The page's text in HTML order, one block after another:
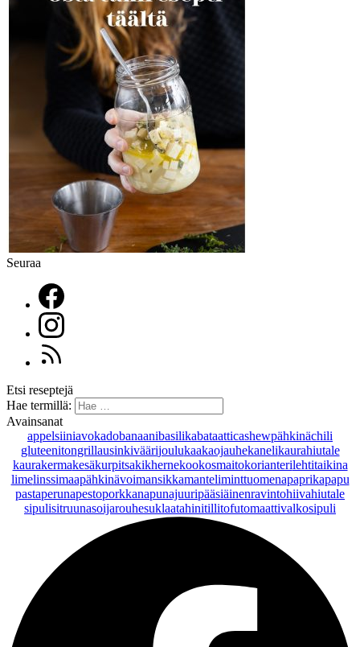
Seuraa
Etsi reseptejä
Hae termillä:
Avainsanat
appelsiiniavokadobanaanibasilikabataatticashewpähkinächili
gluteenitongrillausinkiväärijoulukaakaojauhekanelikaurahiutale
kaurakermakesäkurpitsakikhernekookosmaitokorianterilehtitaikina
limelinssimaapähkinävoimansikkamanteliminttuomenapaprikapapu
pastaperunapestoporkkanapunajuuripääsiäinenravintohiivahiutale
sipulisitruunasoijarouhesuklaatahinitillitofutomaattivalkosipuli